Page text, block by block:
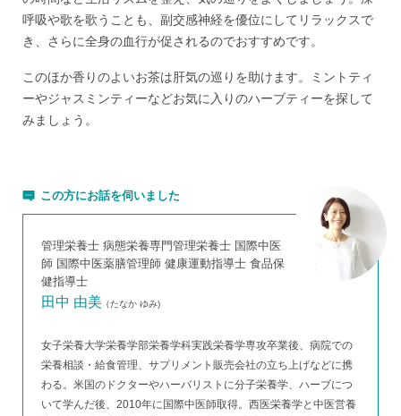
呼吸や歌を歌うことも、副交感神経を優位にしてリラックスで
き、さらに全身の血行が促されるのでおすすめです。
このほか香りのよいお茶は肝気の巡りを助けます。ミントティ
ーやジャスミンティーなどお気に入りのハーブティーを探して
みましょう。
この方にお話を伺いました
管理栄養士 病態栄養専門管理栄養士 国際中医
師 国際中医薬膳管理師 健康運動指導士 食品保
健指導士
田中 由美 （たなか ゆみ)
女子栄養大学栄養学部栄養学科実践栄養学専攻卒業後、病院での
栄養相談・給食管理、サプリメント販売会社の立ち上げなどに携
わる。米国のドクターやハーバリストに分子栄養学、ハーブにつ
いて学んだ後、2010年に国際中医師取得。西医栄養学と中医営養